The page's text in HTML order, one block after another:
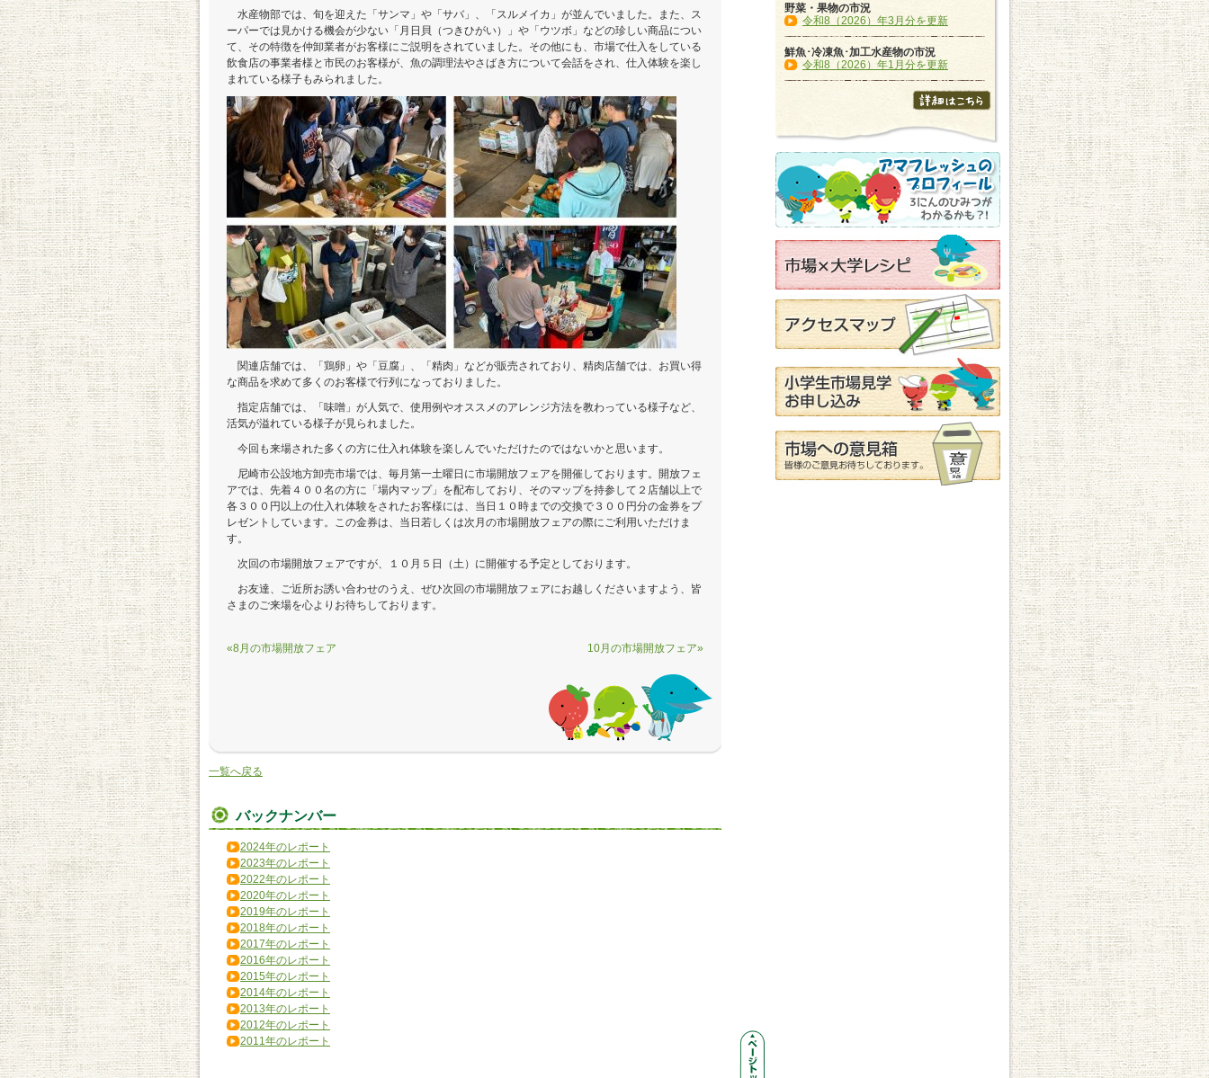
野菜・果物の市況
令和8（2026）年3月分を更新
鮮魚･冷凍魚･加工水産物の市況
令和8（2026）年1月分を更新
水産物部では、旬を迎えた「サンマ」や「サバ」、「スルメイカ」が並んでいました。また、ス
ーパーでは見かける機会が少ない「月日貝（つきひがい）」や「ウツボ」などの珍しい商品につい
て、その特徴を仲卸業者がお客様にご説明をされていました。その他にも、市場で仕入をしている
飲食店の事業者様と市民のお客様が、魚の調理法やさばき方について会話をされ、仕入体験を楽し
まれている様子もみられました。
関連店舗では、「鶏卵」や「豆腐」、「精肉」などが販売されており、精肉店舗では、お買い得
な商品を求めて多くのお客様で行列になっておりました。
指定店舗では、「味噌」が人気で、使用例やオススメのアレンジ方法を教わっている様子など、
活気が溢れている様子が見られました。
今回も来場された多くの方に仕入れ体験を楽しんでいただけたのではないかと思います。
尼崎市公設地方卸売市場では、毎月第一土曜日に市場開放フェアを開催しております。開放フェ
アでは、先着４００名の方に「場内マップ」を配布しており、そのマップを持参して２店舗以上で
各３００円以上の仕入れ体験をされたお客様には、当日１０時までの交換で３００円分の金券をプ
レゼントしています。この金券は、当日若しくは次月の市場開放フェアの際にご利用いただけま
す。
次回の市場開放フェアですが、１０月５日（土）に開催する予定としております。
お友達、ご近所お誘い合わせのうえ、ぜひ次回の市場開放フェアにお越しくださいますよう、皆
さまのご来場を心よりお待ちしております。
«8月の市場開放フェア 10月の市場開放フェア»
一覧へ戻る
バックナンバー
2024年のレポート
2023年のレポート
2022年のレポート
2020年のレポート
2019年のレポート
2018年のレポート
2017年のレポート
2016年のレポート
2015年のレポート
2014年のレポート
2013年のレポート
2012年のレポート
2011年のレポート